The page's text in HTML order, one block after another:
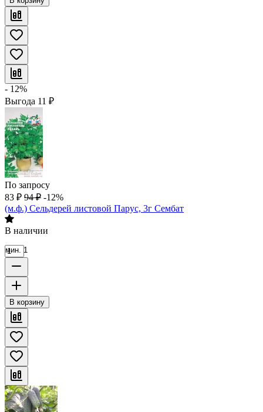
- 12%
Выгода 11 ₽
По запросу
83 ₽ 94 ₽ -12%
(м.ф.) Сельдерей листовой Парус, 3г Сембат
В наличии
мин. 1
В корзину